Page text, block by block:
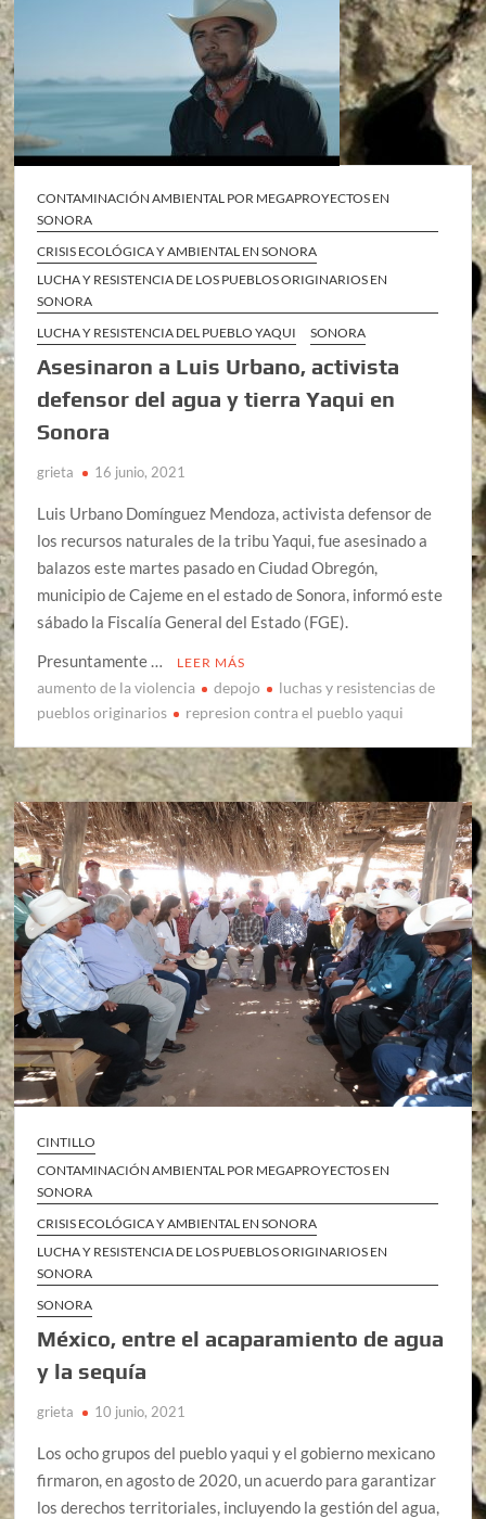
CONTAMINACIÓN AMBIENTAL POR MEGAPROYECTOS EN
SONORA
CRISIS ECOLÓGICA Y AMBIENTAL EN SONORA
LUCHA Y RESISTENCIA DE LOS PUEBLOS ORIGINARIOS EN
SONORA
LUCHA Y RESISTENCIA DEL PUEBLO YAQUI
SONORA
Asesinaron a Luis Urbano, activista
defensor del agua y tierra Yaqui en
Sonora
grieta 16 junio, 2021
Luis Urbano Domínguez Mendoza, activista defensor de
los recursos naturales de la tribu Yaqui, fue asesinado a
balazos este martes pasado en Ciudad Obregón,
municipio de Cajeme en el estado de Sonora, informó este
sábado la Fiscalía General del Estado (FGE).
Presuntamente …
LEER MÁS
aumento de la violencia depojo
luchas y resistencias de
pueblos originarios
represion contra el pueblo yaqui
CINTILLO
CONTAMINACIÓN AMBIENTAL POR MEGAPROYECTOS EN
SONORA
CRISIS ECOLÓGICA Y AMBIENTAL EN SONORA
LUCHA Y RESISTENCIA DE LOS PUEBLOS ORIGINARIOS EN
SONORA
SONORA
México, entre el acaparamiento de agua
y la sequía
grieta 10 junio, 2021
Los ocho grupos del pueblo yaqui y el gobierno mexicano
firmaron, en agosto de 2020, un acuerdo para garantizar
los derechos territoriales, incluyendo la gestión del agua,